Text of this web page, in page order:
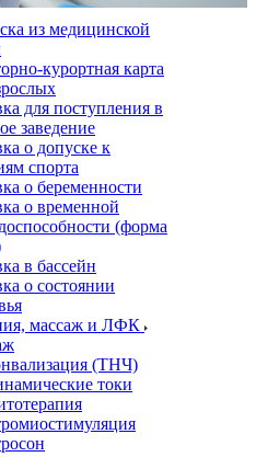
из медицинской
курортная карта
для поступления в
заведение
о допуске к
спорта
о беременности
о временной
(форма
в бассейн
о состоянии
массаж и ЛФК
(ТНЧ)
токи